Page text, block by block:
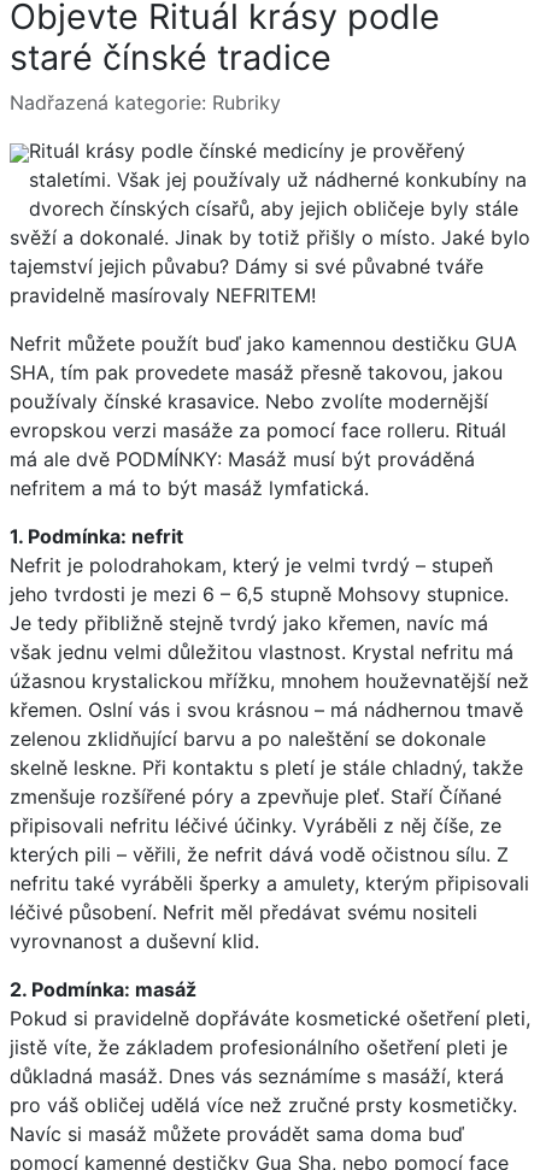
Objevte Rituál krásy podle
staré čínské tradice
Základní údaje
Nadřazená kategorie: Rubriky
Rituál krásy podle čínské medicíny je prověřený
staletími. Však jej používaly už nádherné konkubíny na
dvorech čínských císařů, aby jejich obličeje byly stále
svěží a dokonalé. Jinak by totiž přišly o místo. Jaké bylo
tajemství jejich půvabu? Dámy si své půvabné tváře
pravidelně masírovaly NEFRITEM!
Nefrit můžete použít buď jako kamennou destičku GUA
SHA, tím pak provedete masáž přesně takovou, jakou
používaly čínské krasavice. Nebo zvolíte modernější
evropskou verzi masáže za pomocí face rolleru. Rituál
má ale dvě PODMÍNKY: Masáž musí být prováděná
nefritem a má to být masáž lymfatická.
1. Podmínka: nefrit
Nefrit je polodrahokam, který je velmi tvrdý – stupeň
jeho tvrdosti je mezi 6 – 6,5 stupně Mohsovy stupnice.
Je tedy přibližně stejně tvrdý jako křemen, navíc má
však jednu velmi důležitou vlastnost. Krystal nefritu má
úžasnou krystalickou mřížku, mnohem houževnatější než
křemen. Oslní vás i svou krásnou – má nádhernou tmavě
zelenou zklidňující barvu a po naleštění se dokonale
skelně leskne. Při kontaktu s pletí je stále chladný, takže
zmenšuje rozšířené póry a zpevňuje pleť. Staří Číňané
připisovali nefritu léčivé účinky. Vyráběli z něj číše, ze
kterých pili – věřili, že nefrit dává vodě očistnou sílu. Z
nefritu také vyráběli šperky a amulety, kterým připisovali
léčivé působení. Nefrit měl předávat svému nositeli
vyrovnanost a duševní klid.
2. Podmínka: masáž
Pokud si pravidelně dopřáváte kosmetické ošetření pleti,
jistě víte, že základem profesionálního ošetření pleti je
důkladná masáž. Dnes vás seznámíme s masáží, která
pro váš obličej udělá více než zručné prsty kosmetičky.
Navíc si masáž můžete provádět sama doma buď
pomocí kamenné destičky Gua Sha, nebo pomocí face